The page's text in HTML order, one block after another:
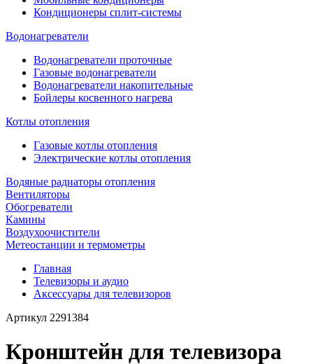
Кондиционеры сплит-системы
Водонагреватели
Водонагреватели проточные
Газовые водонагреватели
Водонагреватели накопительные
Бойлеры косвенного нагрева
Котлы отопления
Газовые котлы отопления
Электрические котлы отопления
Водяные радиаторы отопления
Вентиляторы
Обогреватели
Камины
Воздухоочистители
Метеостанции и термометры
Главная
Телевизоры и аудио
Аксессуары для телевизоров
Артикул 2291384
Кронштейн для телевизора